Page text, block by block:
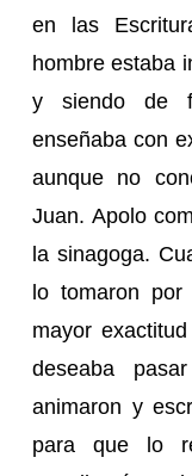
en las
hombre estaba
y siendo de
enseñaba con
aunque no
Juan. Apolo
la sinagoga.
lo tomaron
mayor
deseaba
animaron y
para que lo